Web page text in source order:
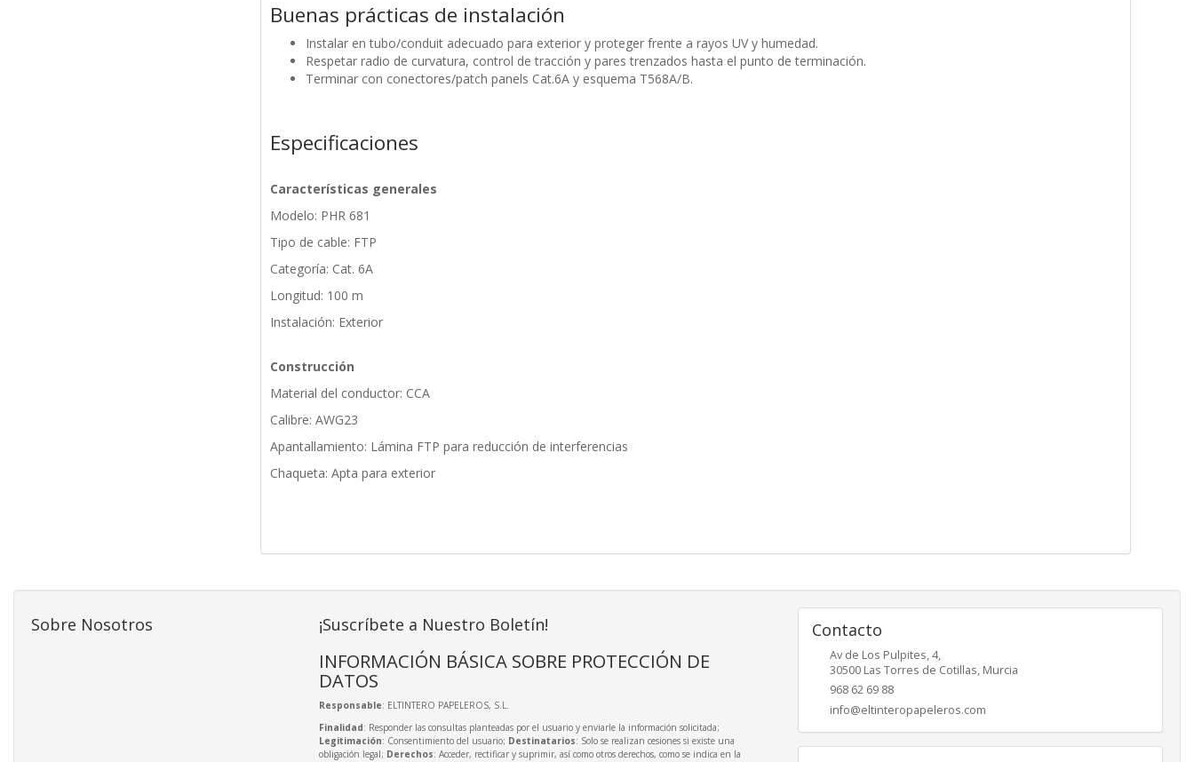
Buenas prácticas de instalación
Instalar en tubo/conduit adecuado para exterior y proteger frente a rayos UV y humedad.
Respetar radio de curvatura, control de tracción y pares trenzados hasta el punto de terminación.
Terminar con conectores/patch panels Cat.6A y esquema T568A/B.
Especificaciones
Características generales
Modelo: PHR 681
Tipo de cable: FTP
Categoría: Cat. 6A
Longitud: 100 m
Instalación: Exterior
Construcción
Material del conductor: CCA
Calibre: AWG23
Apantallamiento: Lámina FTP para reducción de interferencias
Chaqueta: Apta para exterior
Sobre Nosotros ¡Suscríbete a Nuestro Boletín!
INFORMACIÓN BÁSICA SOBRE PROTECCIÓN DE
DATOS
Responsable: ELTINTERO PAPELEROS, S.L.
Finalidad: Responder las consultas planteadas por el usuario y enviarle la información solicitada;
Legitimación: Consentimiento del usuario; Destinatarios: Solo se realizan cesiones si existe una
obligación legal; Derechos: Acceder, rectificar y suprimir, así como otros derechos, como se indica en la
Contacto
Av de Los Pulpites, 4,
30500 Las Torres de Cotillas, Murcia
968 62 69 88
info@eltinteropapeleros.com